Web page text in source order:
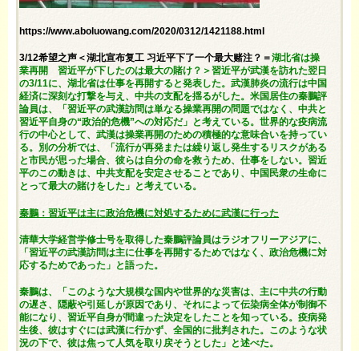
https://www.aboluowang.com/2020/0312/1421188.html
3/12希望之声＜湖北宣布复工 习近平下了一个最大赌注？＝湖北省は操
業再開 習近平が下したのは最大の賭け？＞習近平が武漢を訪れた翌日
の3/11に、湖北省は仕事を再開すると発表した。武漢肺炎の流行は中国
経済に深刻な打撃を与え、中共の支配を揺るがした。米国居住の秦鵬評
論員は、「習近平の武漢訪問は単なる操業再開の問題ではなく、中共と
習近平自身の“政治的危機”への対応だ」と考えている。世界的な疫病流
行の中心として、武漢は操業再開のための積極的な意味合いを持ってい
る。別の分析では、「流行が再発または繰り返し発生するリスクがある
と市民が思った場合、彼らは自分の命を救うため、仕事をしない。習近
平のこの動きは、中共支配を安定させることであり、中国民衆の生命に
とって最大の賭けをした」と考えている。
秦鵬：習近平は主に政治危機に対処するために武漢に行った
清華大学経営学修士号を取得した秦鵬評論員はラジオフリーアジアに、
「習近平の武漢訪問は主に仕事を再開するためではなく、政治危機に対
応するためであった」と語った。
秦鵬は、「このような大規模な国内や世界的な災害は、主に中共の行動
の遅さ、隠蔽や引延しが原因であり、それによって伝染病全体が制御不
能になり、習近平自身が間違った決定をしたことを知っている。疫病発
生後、彼はすぐには武漢に行かず、全国的に批判された。このような状
況の下で、彼は焦って人気を取り戻そうとした」と述べた。